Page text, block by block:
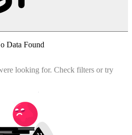
Data Found
looking for. Check filters or try